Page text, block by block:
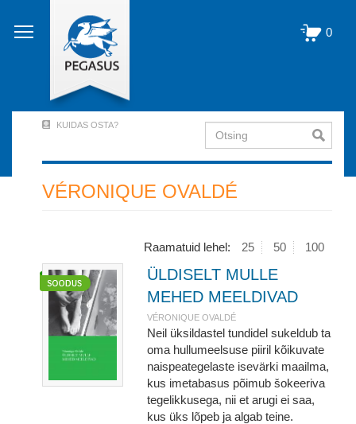
edasi
põhisisu
0
Account
Menu
KUIDAS OSTA? Otsing
VÉRONIQUE OVALDÉ
Raamatuid lehel: 25 50 100
ÜLDISELT MULLE
MEHED MEELDIVAD
VÉRONIQUE OVALDÉ
Neil üksildastel tundidel sukeldub ta
oma hullumeelsuse piiril kõikuvate
naispeategelaste isevärki maailma,
kus imetabasus põimub šokeeriva
tegelikkusega, nii et arugi ei saa,
kus üks lõpeb ja algab teine.